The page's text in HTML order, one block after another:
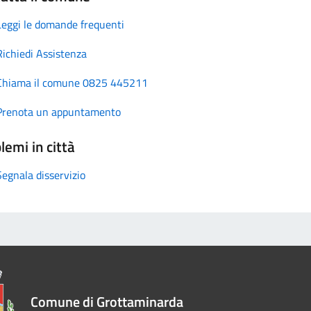
le domande frequenti
Assistenza
il comune 0825 445211
un appuntamento
in città
disservizio
Comune di Grottaminarda